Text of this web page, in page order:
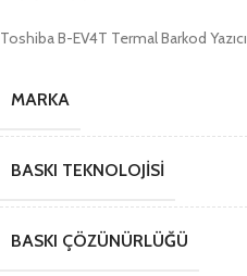
Toshiba B-EV4T Termal Barkod Yazıcı
MARKA
BASKI TEKNOLOJISI
BASKI ÇÖZÜNÜRLÜĞÜ